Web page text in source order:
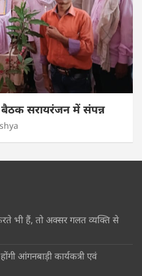
सरायरंजन में संपन्न
भी हैं, तो अक्सर गलत व्यक्ति से
आंगनबाड़ी कार्यकत्री एवं